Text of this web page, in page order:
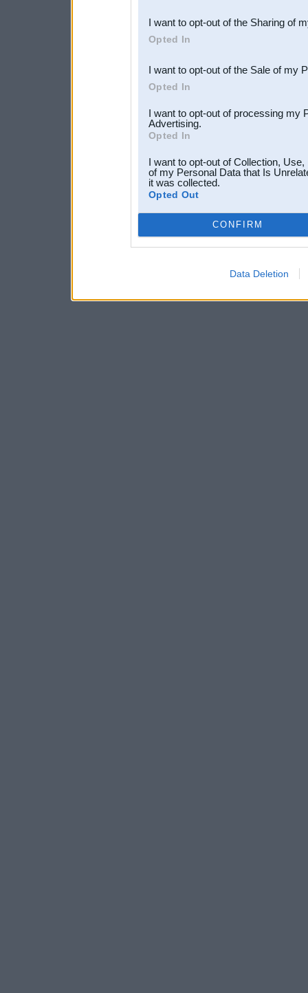
Downstream Participants
third parties.
I want to opt-out of the Sharing of
Opted In
I want to opt-out of the Sale of my
Opted In
I want to opt-out of processing my
Advertising.
Opted In
I want to opt-out of Collection,
of my Personal Data that Is
it was collected.
Opted Out
CONFIRM
Data Deletion